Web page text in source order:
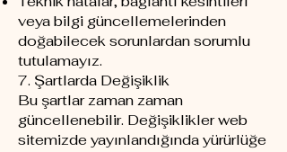
veya bilgi güncellemelerinden
doğabilecek sorunlardan sorumlu
tutulamayız.
7. Şartlarda Değişiklik
Bu şartlar zaman zaman
güncellenebilir. Değişiklikler web
sitemizde yayınlandığında yürürlüğe